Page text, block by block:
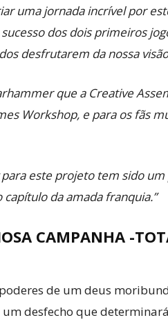
uma jornada incrível por
dos dois primeiros
desfrutarem da nossa
que a Creative
Workshop, e para os fãs
este projeto tem sido
da amada franquia.”
CAMPANHA -
de um deus
desfecho que